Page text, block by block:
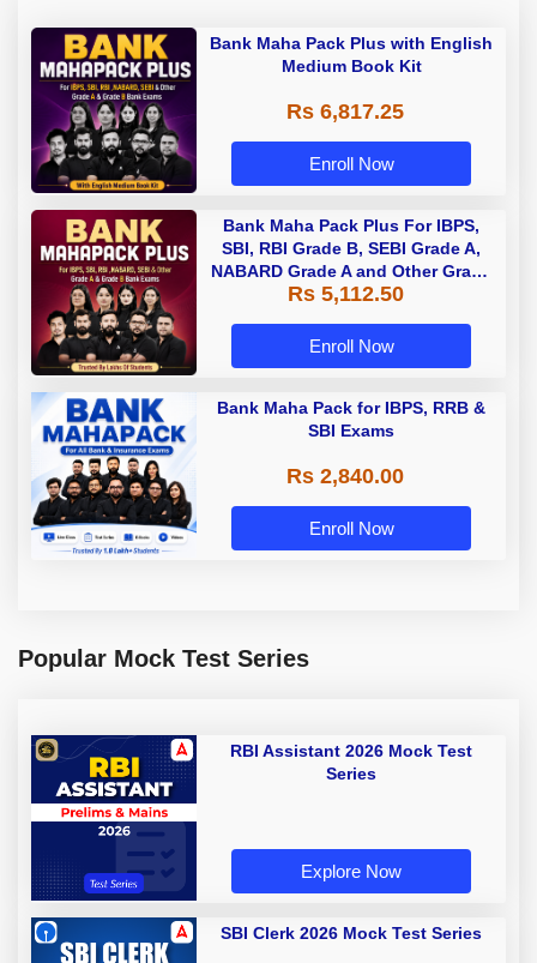
Bank Maha Pack Plus with English
Medium Book Kit
Rs 6,817.25
Enroll Now
Bank Maha Pack Plus For IBPS,
SBI, RBI Grade B, SEBI Grade A,
NABARD Grade A and Other Grade
A & Grade B Bank Exams
Rs 5,112.50
Enroll Now
Bank Maha Pack for IBPS, RRB &
SBI Exams
Rs 2,840.00
Enroll Now
Popular Mock Test Series
RBI Assistant 2026 Mock Test
Series
Explore Now
SBI Clerk 2026 Mock Test Series